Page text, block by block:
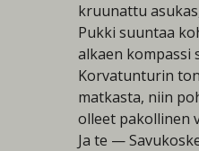
kruunattu
Pukki suuntaa
alkaen kompassi
Korvatunturin
matkasta, niin
olleet pakollinen
Ja te —